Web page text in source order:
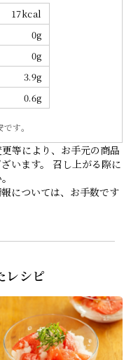
17kcal
0g
0g
3.9g
0.6g
す。
等により、お手元の商品
います。 召し上がる際に
については、お手数です
レシピ